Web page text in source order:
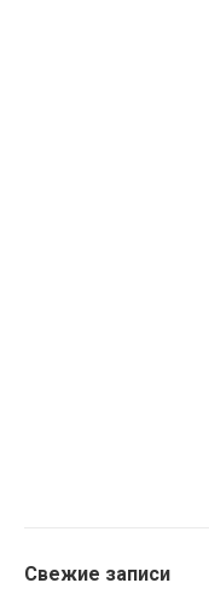
Свежие записи